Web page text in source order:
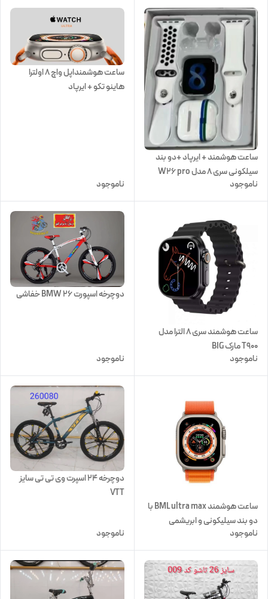
ساعت هوشمند + ایرپاد +دو بند
سیلکونی سری 8 مدل W26 pro
max
ناموجود
ساعت هوشمنداپل واچ ۸ اولترا
هاینو تکو + ایرپاد
ناموجود
ساعت هوشمند سری ۸ الترا مدل
T900 مارک BIG
ناموجود
دوچرخه اسپورت 26 BMW خفاشی
ناموجود
ساعت هوشمند BML ultra max با
دو بند سیلیکونی و ابریشمی
ناموجود
دوچرخه 24 اسپرت وی تی تی سایز
VTT
ناموجود